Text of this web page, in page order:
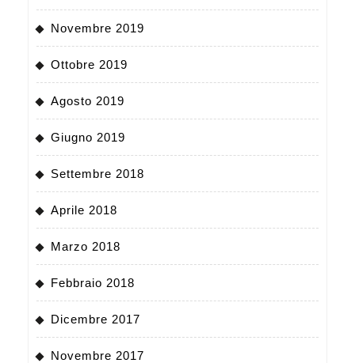
Novembre 2019
Ottobre 2019
Agosto 2019
Giugno 2019
Settembre 2018
Aprile 2018
Marzo 2018
Febbraio 2018
Dicembre 2017
Novembre 2017